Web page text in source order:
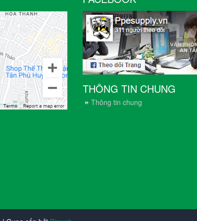
THÔNG TIN CHUNG
Thông tin chung